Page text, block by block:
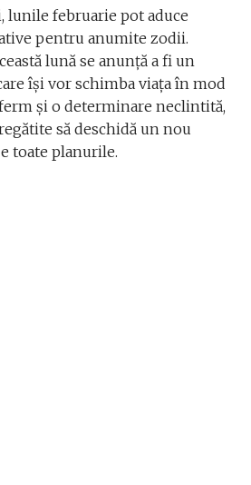
lunile februarie pot aduce
pentru anumite zodii.
lună se anunță a fi un
își vor schimba viața în mod
și o determinare neclintită,
să deschidă un nou
toate planurile.